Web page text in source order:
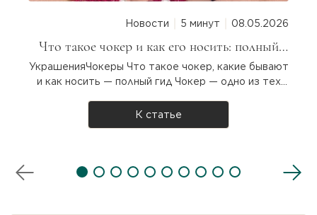
драйв, помогает преодолеть усталость
и апатию, наполняя женщину
магнетизмом и харизмой.
Новости 5 минут 08.05.2026
Что такое чокер и как его носить: полный
гид для девушек
УкрашенияЧокеры Что такое чокер, какие бывают
и как носить — полный гид Чокер — одно из тех
Он то исчезает с подиумов, то возвращается с
новой силой. Что такое чокер, откуда он взялся и
К статье